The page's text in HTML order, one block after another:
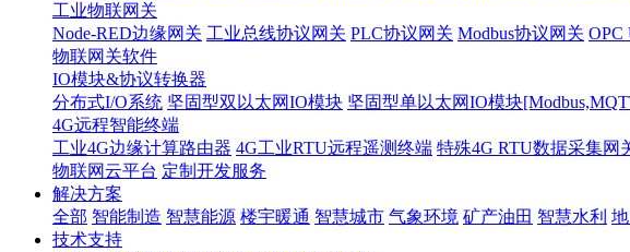
工业物联网关
Node-RED边缘网关 工业总线协议网关 PLC协议网关 Modbus协议网关 OPC
物联网关软件
IO模块&协议转换器
分布式I/O系统 坚固型双以太网IO模块 坚固型单以太网IO模块
4G远程智能终端
工业4G边缘计算路由器 4G工业RTU远程遥测终端 特殊4G RTU数据采集网
物联网云平台 定制开发服务
解决方案
全部 智能制造 智慧能源 楼宇暖通 智慧城市 气象环境 矿产油田 智慧水利
技术支持